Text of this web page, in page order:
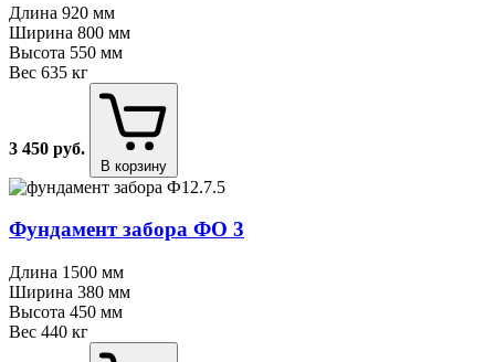
Длина 920 мм
Ширина 800 мм
Высота 550 мм
Вес 635 кг
3 450 руб.
В корзину
Фундамент забора ФО 3
Длина 1500 мм
Ширина 380 мм
Высота 450 мм
Вес 440 кг